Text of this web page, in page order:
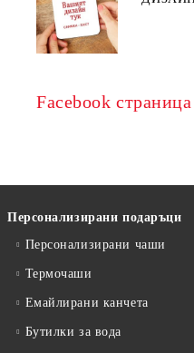
Facebook страница
Персонализирани подаръци
Персонализирани чаши
Термочаши
Емайлирани канчета
Бутилки за вода